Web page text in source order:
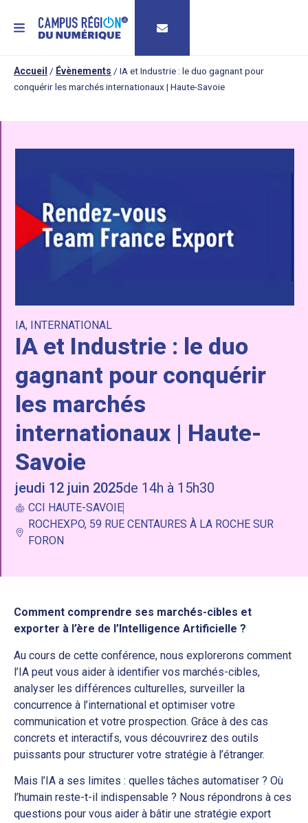
MENU
Accueil / Évènements / IA et Industrie : le duo gagnant pour
conquérir les marchés internationaux | Haute-Savoie
IA, INTERNATIONAL
IA et Industrie : le duo
gagnant pour conquérir
les marchés
internationaux | Haute-
Savoie
jeudi 12 juin 2025de 14h à 15h30
CCI HAUTE-SAVOIE
ROCHEXPO, 59 RUE CENTAURES À LA ROCHE SUR
FORON
Comment comprendre ses marchés-cibles et
exporter à l’ère de l’Intelligence Artificielle ?
Au cours de cette conférence, nous explorerons comment
l’IA peut vous aider à identifier vos marchés-cibles,
analyser les différences culturelles, surveiller la
concurrence à l’international et optimiser votre
communication et votre prospection. Grâce à des cas
concrets et interactifs, vous découvrirez des outils
puissants pour structurer votre stratégie à l’étranger.
Mais l’IA a ses limites : quelles tâches automatiser ? Où
l’humain reste-t-il indispensable ? Nous répondrons à ces
questions pour vous aider à bâtir une stratégie export